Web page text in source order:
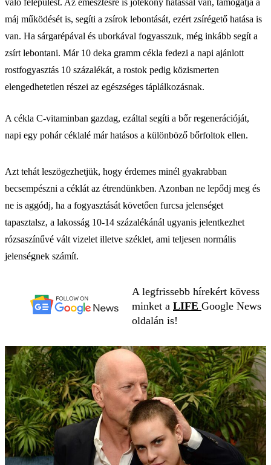
való felépülést. Az emésztésre is jótékony hatással van, támogatja a
máj működését is, segíti a zsírok lebontását, ezért zsírégető hatása is
van. Ha sárgarépával és uborkával fogyasszuk, még inkább segít a
zsírt lebontani. Már 10 deka gramm cékla fedezi a napi ajánlott
rostfogyasztás 10 százalékát, a rostok pedig közismerten
elengedhetetlen részei az egészséges táplálkozásnak.
A cékla C-vitaminban gazdag, ezáltal segíti a bőr regenerációját,
napi egy pohár céklalé már hatásos a különböző bőrfoltok ellen.
Azt tehát leszögezhetjük, hogy érdemes minél gyakrabban
becsempészni a céklát az étrendünkben. Azonban ne lepődj meg és
ne is aggódj, ha a fogyasztását követően furcsa jelenséget
tapasztalsz, a lakosság 10-14 százalékánál ugyanis jelentkezhet
rózsaszínűvé vált vizelet illetve széklet, ami teljesen normális
jelenségnek számít.
A legfrissebb hírekért kövess
minket a LIFE Google News
oldalán is!